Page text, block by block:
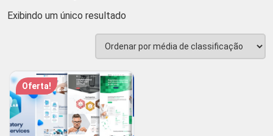
Exibindo um único resultado
Oferta!